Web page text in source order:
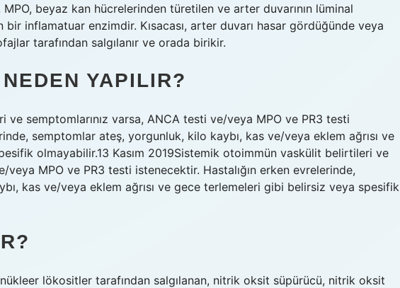
beyaz kan hücrelerinden türetilen ve arter duvarının lüminal
inflamatuar enzimdir. Kısacası, arter duvarı hasar gördüğünde veya
tarafından salgılanır ve orada birikir.
YAPILIR?
semptomlarınız varsa, ANCA testi ve/veya MPO ve PR3 testi
semptomlar ateş, yorgunluk, kilo kaybı, kas ve/veya eklem ağrısı ve
olmayabilir.13 Kasım 2019Sistemik otoimmün vaskülit belirtileri ve
veya MPO ve PR3 testi istenecektir. Hastalığın erken evrelerinde,
kas ve/veya eklem ağrısı ve gece terlemeleri gibi belirsiz veya spesifik
lökositler tarafından salgılanan, nitrik oksit süpürücü, nitrik oksit